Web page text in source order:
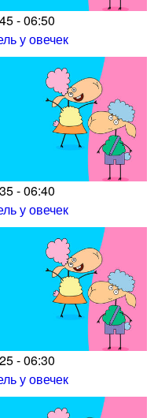
- 06:50
у овечек
- 06:40
у овечек
- 06:30
у овечек